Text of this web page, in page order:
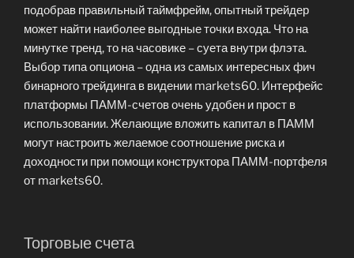
подобрав правильный таймфрейм, опытный трейдер
может найти наиболее выгодные точки входа. Что на
минутке тренд, то на часовике – суета внутри флэта.
Выбор типа опциона – одна из самых интересных фич
бинарного трейдинга в видении markets60. Интерфейс
платформы ПАММ-счетов очень удобен и прост в
использовании. Желающие вложить капитал в ПАММ
могут настроить желаемое соотношение риска и
доходности при помощи конструктора ПАММ-портфеля
от markets60.
Торговые счета